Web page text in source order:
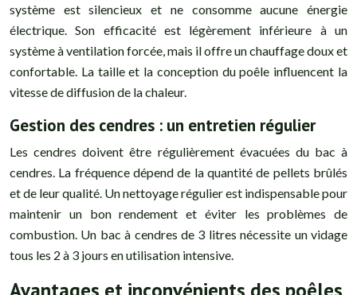
système est silencieux et ne consomme aucune énergie
électrique. Son efficacité est légèrement inférieure à un
système à ventilation forcée, mais il offre un chauffage doux et
confortable. La taille et la conception du poêle influencent la
vitesse de diffusion de la chaleur.
Gestion des cendres : un entretien régulier
Les cendres doivent être régulièrement évacuées du bac à
cendres. La fréquence dépend de la quantité de pellets brûlés
et de leur qualité. Un nettoyage régulier est indispensable pour
maintenir un bon rendement et éviter les problèmes de
combustion. Un bac à cendres de 3 litres nécessite un vidage
tous les 2 à 3 jours en utilisation intensive.